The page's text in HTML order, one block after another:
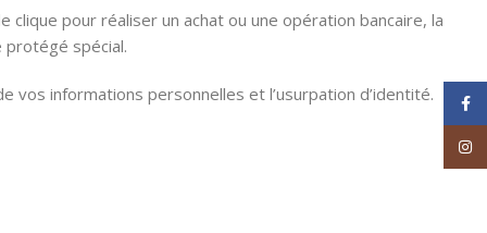
pour réaliser un achat ou une opération bancaire, la
protégé spécial.
informations personnelles et l’usurpation d’identité.